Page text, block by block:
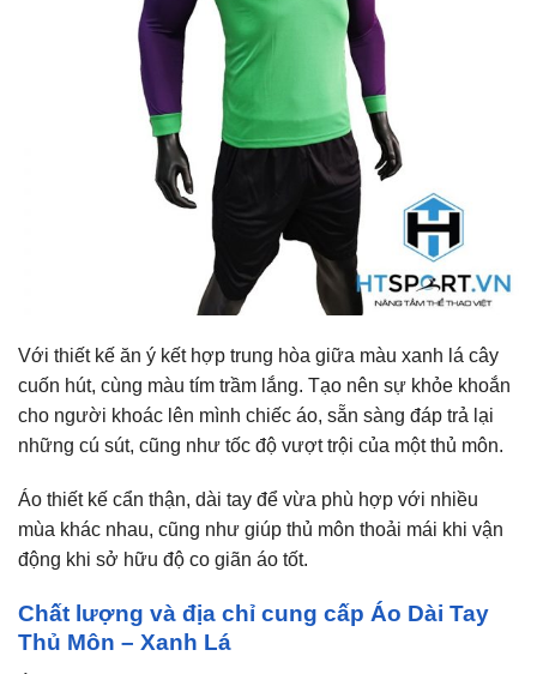
Với thiết kế ăn ý kết hợp trung hòa giữa màu xanh lá cây
cuốn hút, cùng màu tím trầm lắng. Tạo nên sự khỏe khoắn
cho người khoác lên mình chiếc áo, sẵn sàng đáp trả lại
những cú sút, cũng như tốc độ vượt trội của một thủ môn.
Áo thiết kế cẩn thận, dài tay để vừa phù hợp với nhiều
mùa khác nhau, cũng như giúp thủ môn thoải mái khi vận
động khi sở hữu độ co giãn áo tốt.
Chất lượng và địa chỉ cung cấp Áo Dài Tay
Thủ Môn – Xanh Lá